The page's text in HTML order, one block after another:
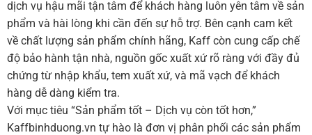
dịch vụ hậu mãi tận tâm để khách hàng luôn yên tâm về sản
phẩm và hài lòng khi cần đến sự hỗ trợ. Bên cạnh cam kết
về chất lượng sản phẩm chính hãng, Kaff còn cung cấp chế
độ bảo hành tận nhà, nguồn gốc xuất xứ rõ ràng với đầy đủ
chứng từ nhập khẩu, tem xuất xứ, và mã vạch để khách
hàng dễ dàng kiểm tra.
Với mục tiêu “Sản phẩm tốt – Dịch vụ còn tốt hơn,”
Kaffbinhduong.vn tự hào là đơn vị phân phối các sản phẩm